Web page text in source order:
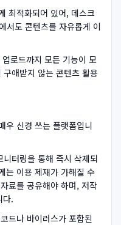
최적화되어 있어, 데스크
서도 콘텐츠를 자유롭게 이
로드까지 모든 기능이 모
애받지 않는 콘텐츠 활용
우 신경 쓰는 플랫폼입니
터링을 통해 즉시 삭제되
는 이용 제재가 가해질 수
료를 공유해야 하며, 저작
다.
드나 바이러스가 포함된